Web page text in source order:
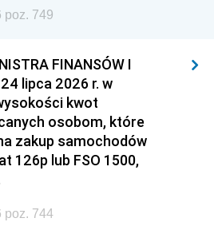
poz. 749
FINANSÓW I
lipca 2026 r. w
kwot
osobom, które
zakup samochodów
126p lub FSO 1500,
poz. 744